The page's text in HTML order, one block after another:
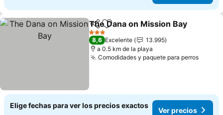
Compartir
Agregar a favoritos
The Dana on Mission Bay
3 Estrellas
8,6 Excelente
13.995
a 0.5 km de la playa
Comodidades y paquete para perros
Elige fechas para ver los precios exactos
Ver precios